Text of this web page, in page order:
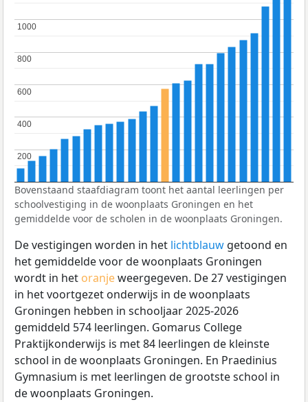
200
200
400
400
600
600
800
800
1000
1000
Bovenstaand staafdiagram toont het aantal leerlingen per
schoolvestiging in de woonplaats Groningen en het
gemiddelde voor de scholen in de woonplaats Groningen.
De vestigingen worden in het lichtblauw getoond en
het gemiddelde voor de woonplaats Groningen
wordt in het oranjeweergegeven. De 27 vestigingen
in het voortgezet onderwijs in de woonplaats
Groningen hebben in schooljaar 2025-2026
gemiddeld 574 leerlingen. Gomarus College
Praktijkonderwijs is met 84 leerlingen de kleinste
school in de woonplaats Groningen. En Praedinius
Gymnasium is met leerlingen de grootste school in
de woonplaats Groningen.